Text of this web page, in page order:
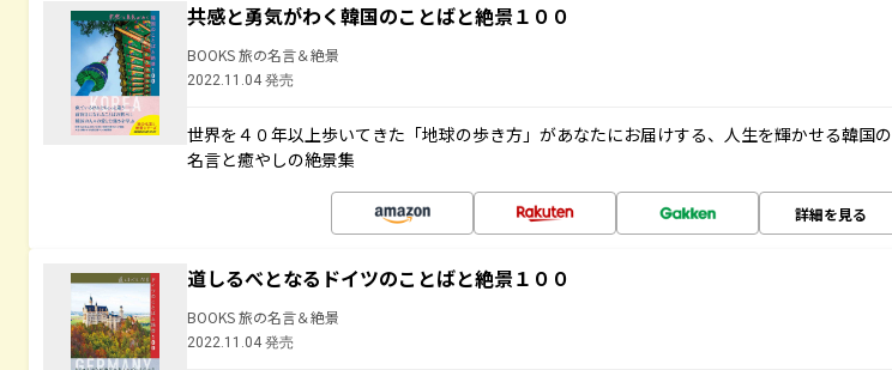
共感と勇気がわく韓国のことばと絶景１００
BOOKS 旅の名言＆絶景
2022.11.04 発売
世界を４０年以上歩いてきた「地球の歩き方」があなたにお届けする、人生を輝かせる韓国の
名言と癒やしの絶景集
詳細を見る
道しるべとなるドイツのことばと絶景１００
BOOKS 旅の名言＆絶景
2022.11.04 発売